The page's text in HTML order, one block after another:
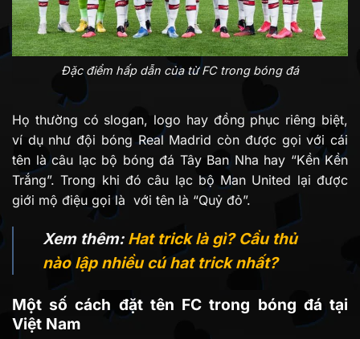
Đặc điểm hấp dẫn của từ FC trong bóng đá
Họ thường có slogan, logo hay đồng phục riêng biệt,
ví dụ như đội bóng Real Madrid còn được gọi với cái
tên là câu lạc bộ bóng đá Tây Ban Nha hay “Kền Kền
Trắng”. Trong khi đó câu lạc bộ Man United lại được
giới mộ điệu gọi là với tên là “Quỷ đỏ”.
Xem thêm: Hat trick là gì? Cầu thủ
nào lập nhiều cú hat trick nhất?
Một số cách đặt tên FC trong bóng đá tại
Việt Nam